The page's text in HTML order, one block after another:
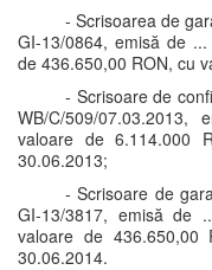
- Scrisoarea de
GI-13/0864, emisă de
de 436.650,00 RON, cu
- Scrisoare de
WB/C/509/
valoare de 6.114.000
30.06.2013;
- Scrisoare de
GI-13/3817, emisă de
valoare de
30.06.2014.